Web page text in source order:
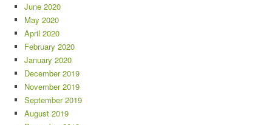
June 2020
May 2020
April 2020
February 2020
January 2020
December 2019
November 2019
September 2019
August 2019